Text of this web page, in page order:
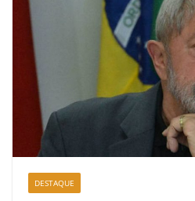
DESTAQUE